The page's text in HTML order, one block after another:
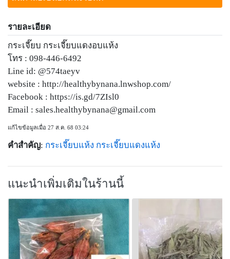
รายละเอียด
กระเจี๊ยบ กระเจี๊ยบแดงอบแห้ง
โทร : 098-446-6492
Line id: @574taeyv
website : http://healthybynana.lnwshop.com/
Facebook : https://is.gd/7ZIsl0
Email : sales.healthybynana@gmail.com
แก้ไขข้อมูลเมื่อ 27 ส.ค. 68 03:24
คำสำคัญ: กระเจี๊ยบแห้ง กระเจี๊ยบแดงแห้ง
แนะนำเพิ่มเติมในร้านนี้